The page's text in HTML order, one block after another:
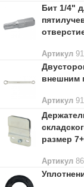
Бит 1/4"
Артикул
внешним
Артикул
размер
Артикул